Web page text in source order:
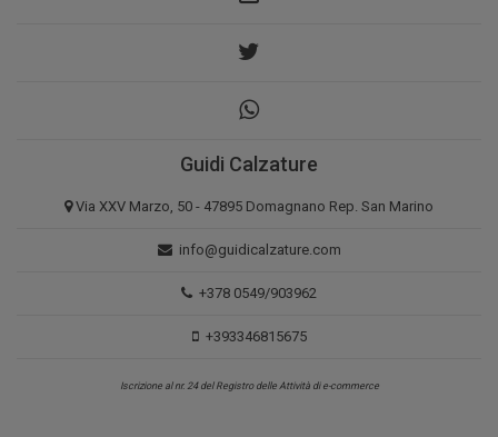
Guidi Calzature
Via XXV Marzo, 50 - 47895 Domagnano Rep. San Marino
info@guidicalzature.com
+378 0549/903962
+393346815675
Iscrizione al nr. 24 del Registro delle Attività di e-commerce